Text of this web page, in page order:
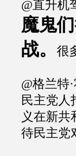
@直升机
魔鬼
战。
很
@格兰特
民主党人
义在新
待民主党